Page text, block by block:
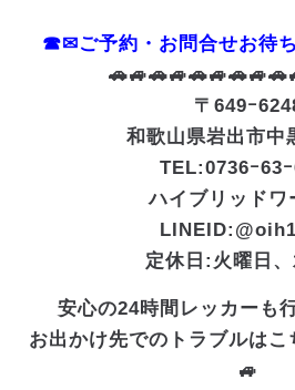
☎✉ご予約・お問合せお待
〒649ｰ
和歌山県岩出市中
TEL:0736ｰ63
ハイブリッドワ
定休日:火曜日、
安心の24時間レッカーも
お出かけ先でのトラブルは
🚙